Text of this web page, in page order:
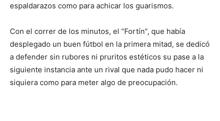
espaldarazos como para achicar los guarismos.
Con el correr de los minutos, el “Fortín”, que había
desplegado un buen fútbol en la primera mitad, se dedicó
a defender sin rubores ni pruritos estéticos su pase a la
siguiente instancia ante un rival que nada pudo hacer ni
siquiera como para meter algo de preocupación.